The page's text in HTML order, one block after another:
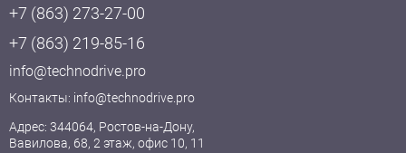
+7 (863) 273-27-00
+7 (863) 219-85-16
info@technodrive.pro
Контакты: info@technodrive.pro
Адрес: 344064, Ростов-на-Дону,
Вавилова, 68, 2 этаж, офис 10, 11